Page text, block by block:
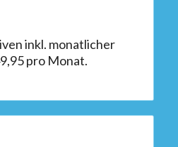
inkl. monatlicher
pro Monat.